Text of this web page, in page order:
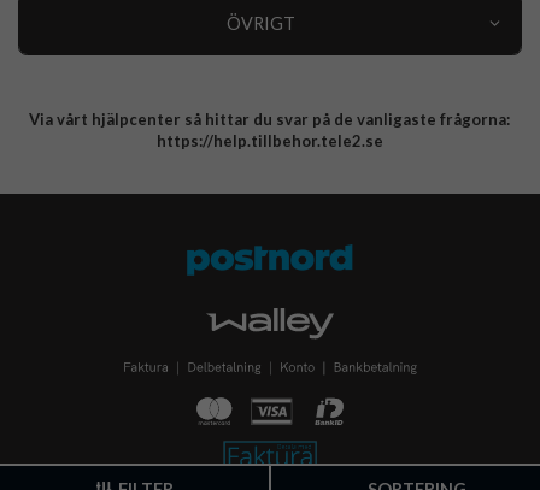
ÖVRIGT
Integritetspolicy
Via vårt hjälpcenter så hittar du svar på de vanligaste frågorna:
https://help.tillbehor.tele2.se